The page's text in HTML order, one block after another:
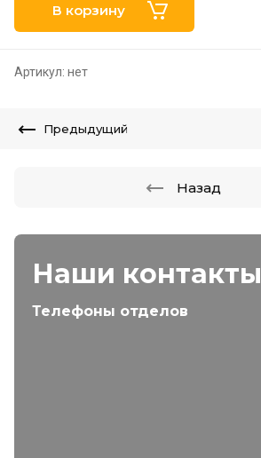
Наши контакты
Телефоны отделов
В корзину
Артикул: нет
Предыдущий
Назад